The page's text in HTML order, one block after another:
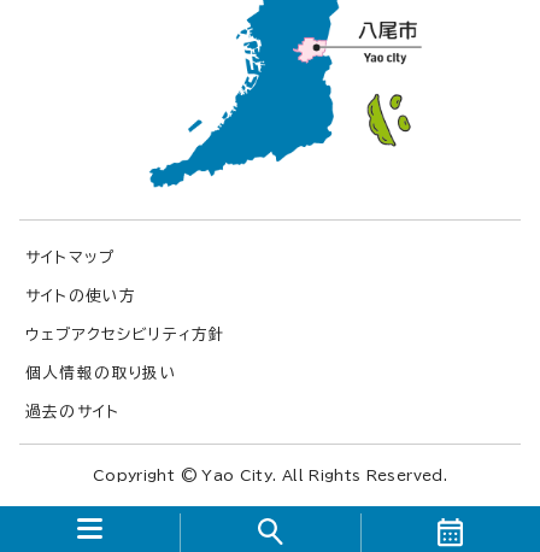
サイトマップ
サイトの使い方
ウェブアクセシビリティ方針
個人情報の取り扱い
過去のサイト
Copyright © Yao City. All Rights Reserved.